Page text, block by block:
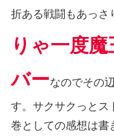
折ある戦闘もあっさ
りゃ一度
バーなのでその
す。サクサクっとス
巻としての感想は書